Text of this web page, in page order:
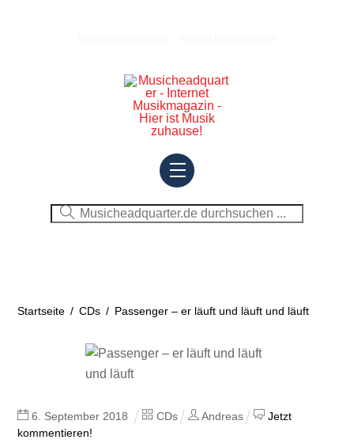
Menu
Startseite / CDs / Passenger – er läuft und läuft und läuft
6 September 2018 CDs Andreas
Jetzt
kommentieren!